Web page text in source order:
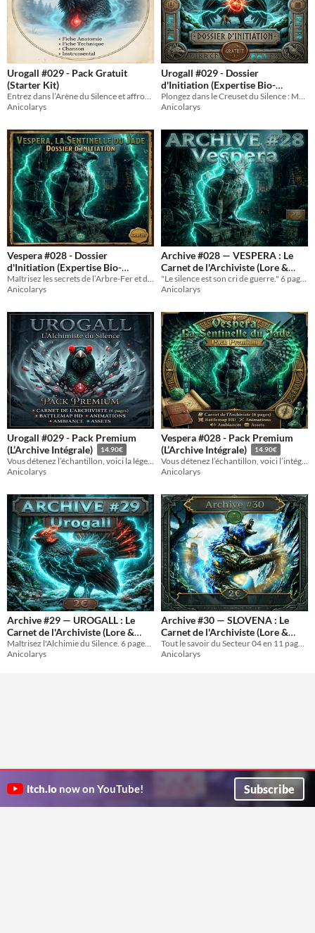
Urogall #029 - Pack Gratuit
(Starter Kit)
Anicolarys
Urogall #029 - Dossier
d'Initiation (Expertise Bio-
Alchimique)
Anicolarys
Vespera #028 - Dossier
d'Initiation (Expertise Bio-
Technologique)
Anicolarys
Archive #028 — VESPERA : Le
Carnet de l'Archiviste (Lore &
Scénarios)
2€
Anicolarys
Urogall #029 - Pack Premium
(L’Archive Intégrale)
14.90€
Vous détenez l’échantillon, voici la légende. L'arsenal complet du Monarque des Hautes-Chaumes.
Anicolarys
Vespera #028 - Pack Premium
(L’Archive Intégrale)
14.90€
Vous détenez l’échantillon, voici l’intégrale. L'expérience ultime de la Sentinelle du Jade.
Anicolarys
Archive #29 — UROGALL : Le
Carnet de l'Archiviste (Lore &
Scénarios)
2€
Maîtrisez l'Alchimie du Silence. 6 pages de lore illustré, statistiques CR 9 et mécaniques uniques.
Anicolarys
Archive #30 — SLOVENA : Le
Carnet de l'Archiviste (Lore &
Scénarios)
2€
Tout le savoir du Secteur 04 en 11 pages. Lore, statistiques évolutives et scénarios.
Anicolarys
itch.io now on YouTube! Subscribe